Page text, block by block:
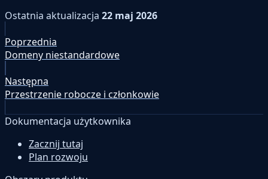
Ostatnia aktualizacja 22 maj 2026
Poprzednia
Domeny niestandardowe
Następna
Przestrzenie robocze i członkowie
Dokumentacja użytkownika
Zacznij tutaj
Plan rozwoju